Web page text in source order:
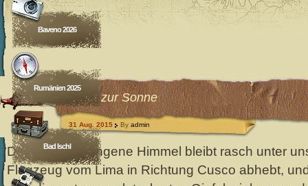
Baveno 2026
Rumänien 2025
Bad Ischl
Hinauf zur Sonne
31 Aug. 2015 By admin
Der grau verhangene Himmel bleibt rasch unter
Flugzeug vom Lima in Richtung Cusco abhebt,